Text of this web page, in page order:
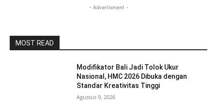
- Advertisment -
MOST READ
Modifikator Bali Jadi Tolok Ukur
Nasional, HMC 2026 Dibuka dengan
Standar Kreativitas Tinggi
Agustus 9, 2026